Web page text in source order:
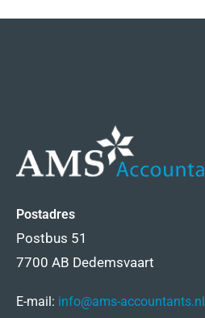
Postadres
Postbus 51
7700 AB Dedemsvaart
E-mail: info@ams-accountants.nl